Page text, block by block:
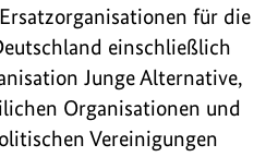
für die
einschließlich
Junge Alternative,
Organisationen und
Vereinigungen